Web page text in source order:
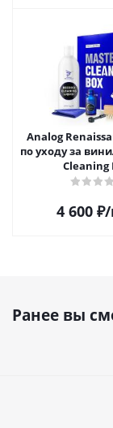
Analog
по уходу за
Cleaning
4 600₽
Ранее вы